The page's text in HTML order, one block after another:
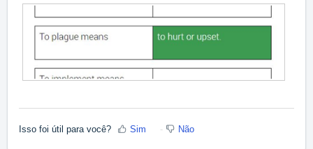
Isso foi útil para você? Sim Não